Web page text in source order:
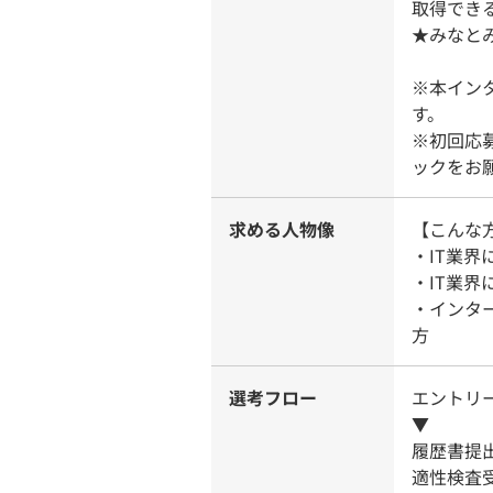
取得でき
★みなと
※本イン
す。
※初回応
ックをお
求める人物像
【こん
・IT業界
・IT業界
・イン
方
選考フロー
エントリ
▼
履歴書提
適性検査